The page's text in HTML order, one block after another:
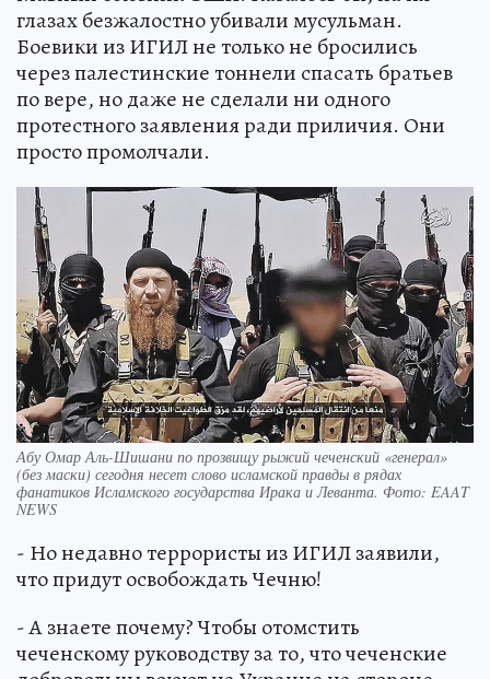
глазах безжалостно убивали мусульман.
Боевики из ИГИЛ не только не бросились
через палестинские тоннели спасать братьев
по вере, но даже не сделали ни одного
протестного заявления ради приличия. Они
просто промолчали.
Абу Омар Аль-Шишани по прозвищу рыжий чеченский «генерал»
(без маски) сегодня несет слово исламской правды в рядах
фанатиков Исламского государства Ирака и Леванта. Фото: EAAT
NEWS
- Но недавно террористы из ИГИЛ заявили,
что придут освобождать Чечню!
- А знаете почему? Чтобы отомстить
чеченскому руководству за то, что чеченские